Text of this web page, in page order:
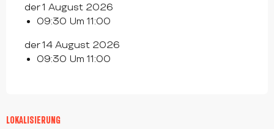
der 1 August 2026
09:30 Um 11:00
der 14 August 2026
09:30 Um 11:00
LOKALISIERUNG